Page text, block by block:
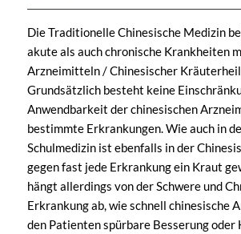
Die Traditionelle Chinesische Medizin
akute als auch chronische Krankheiten
Arzneimitteln / Chinesischer
Grundsätzlich besteht keine
Anwendbarkeit der chinesischen
bestimmte Erkrankungen. Wie auch in
Schulmedizin ist ebenfalls in der
gegen fast jede Erkrankung ein Kraut
hängt allerdings von der Schwere und
Erkrankung ab, wie schnell chinesische
den Patienten spürbare Besserung oder